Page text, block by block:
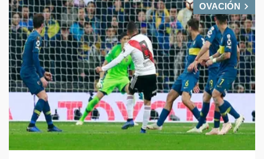
OVACIÓN